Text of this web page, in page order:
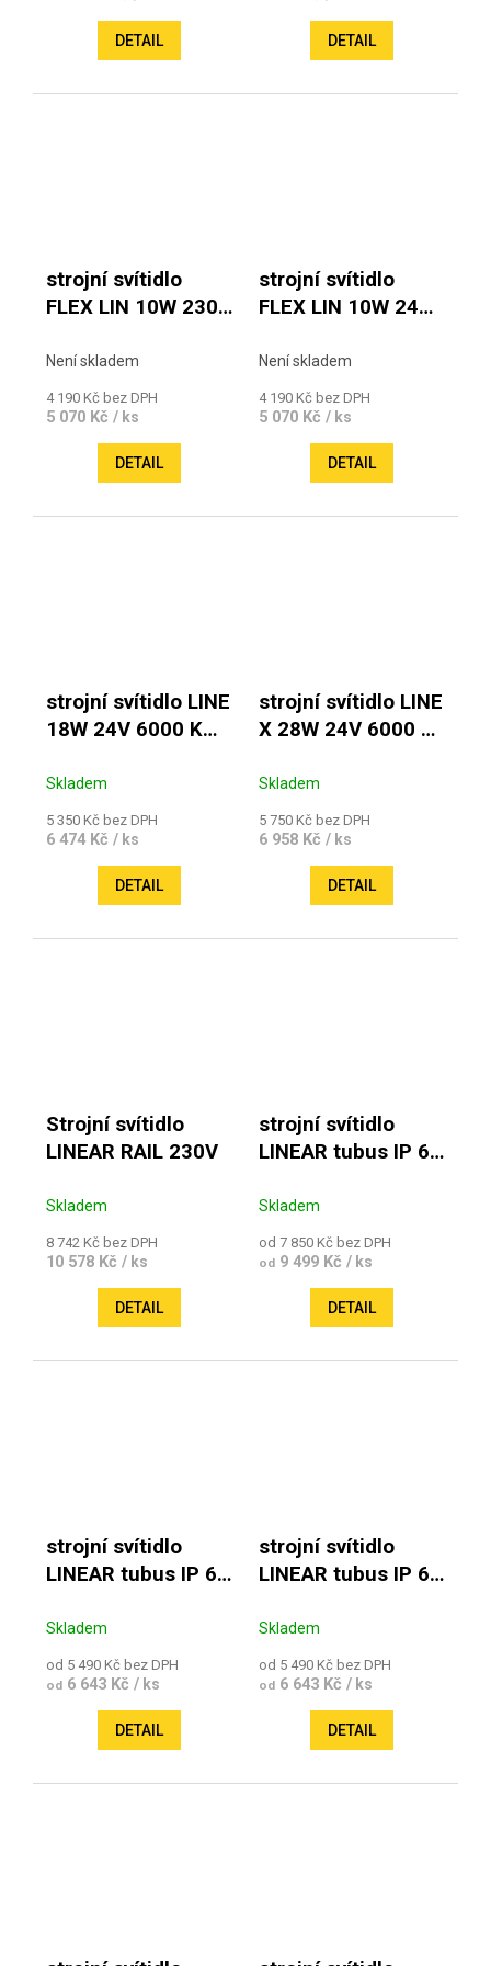
DETAIL DETAIL
strojní svítidlo
FLEX LIN 10W 230V
Není skladem
4 190 Kč bez DPH
5 070 Kč / ks
DETAIL
strojní svítidlo
FLEX LIN 10W 24V
Není skladem
4 190 Kč bez DPH
5 070 Kč / ks
DETAIL
strojní svítidlo LINE
18W 24V 6000 K
Skladem
5 350 Kč bez DPH
6 474 Kč / ks
DETAIL
strojní svítidlo LINE
X 28W 24V 6000 K
Skladem
5 750 Kč bez DPH
6 958 Kč / ks
DETAIL
Strojní svítidlo
LINEAR RAIL 230V
Skladem
8 742 Kč bez DPH
10 578 Kč / ks
DETAIL
strojní svítidlo
LINEAR tubus IP 67
1 - 10V
Skladem
od 7 850 Kč bez DPH
od9 499 Kč / ks
DETAIL
strojní svítidlo
LINEAR tubus IP 67
Skladem
od 5 490 Kč bez DPH
od6 643 Kč / ks
DETAIL
strojní svítidlo
LINEAR tubus IP 67
Skladem
od 5 490 Kč bez DPH
od6 643 Kč / ks
DETAIL